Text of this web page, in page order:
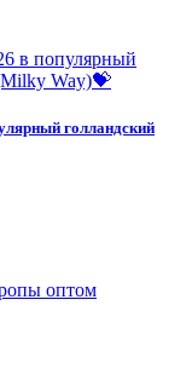
голландский
оптом